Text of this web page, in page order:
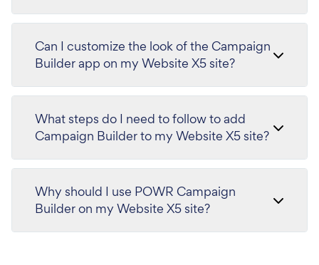
Can I customize the look of the Campaign
Builder app on my Website X5 site?
What steps do I need to follow to add
Campaign Builder to my Website X5 site?
Why should I use POWR Campaign
Builder on my Website X5 site?